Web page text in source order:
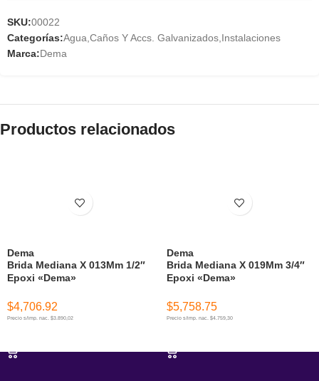
SKU:00022
Categorías:Agua,Caños Y Accs. Galvanizados,Instalaciones
Marca:Dema
Productos relacionados
Brida Mediana X 013Mm 1/2″
Epoxi «Dema»
Dema
$4,706.92
Precio s/imp. nac. $3.890,02
Brida Mediana X 019Mm 3/4″
Epoxi «Dema»
Dema
$5,758.75
Precio s/imp. nac. $4.759,30